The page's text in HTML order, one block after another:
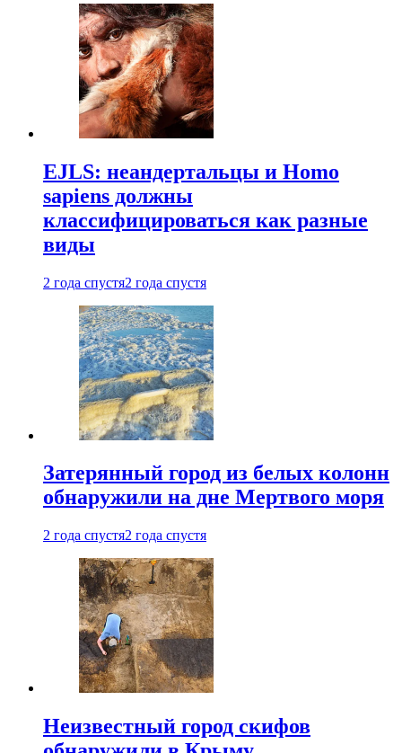
EJLS: неандертальцы и Homo
sapiens должны
классифицироваться как разные
виды
2 года спустя2 года спустя
Затерянный город из белых колонн
обнаружили на дне Мертвого моря
2 года спустя2 года спустя
Неизвестный город скифов